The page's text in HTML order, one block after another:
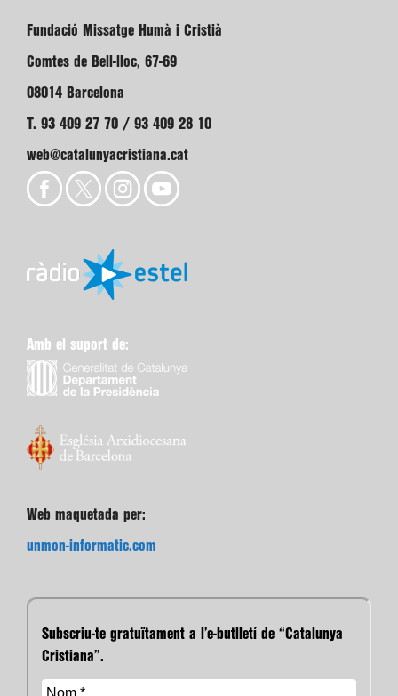
Fundació Missatge Humà i Cristià
Comtes de Bell-lloc, 67-69
08014 Barcelona
T. 93 409 27 70 / 93 409 28 10
web@catalunyacristiana.cat
Amb el suport de:
Web maquetada per:
unmon-informatic.com
Subscriu-te gratuïtament a l’e-butlletí de “Catalunya
Cristiana”.